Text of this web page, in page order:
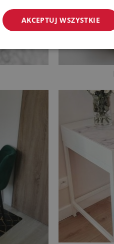
AKCEPTUJ WSZYSTKIE